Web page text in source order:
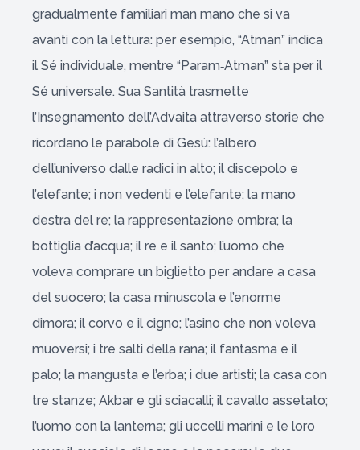
gradualmente familiari man mano che si va
avanti con la lettura: per esempio, “Atman” indica
il Sé individuale, mentre “Param‑Atman” sta per il
Sé universale. Sua Santità trasmette
l’Insegnamento dell’Advaita attraverso storie che
ricordano le parabole di Gesù: l’albero
dell’universo dalle radici in alto; il discepolo e
l’elefante; i non vedenti e l’elefante; la mano
destra del re; la rappresentazione ombra; la
bottiglia d’acqua; il re e il santo; l’uomo che
voleva comprare un biglietto per andare a casa
del suocero; la casa minuscola e l’enorme
dimora; il corvo e il cigno; l’asino che non voleva
muoversi; i tre salti della rana; il fantasma e il
palo; la mangusta e l’erba; i due artisti; la casa con
tre stanze; Akbar e gli sciacalli; il cavallo assetato;
l’uomo con la lanterna; gli uccelli marini e le loro